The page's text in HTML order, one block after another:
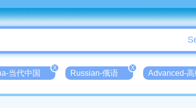
当代中国
X
Russian-俄语
X
Advanced-高